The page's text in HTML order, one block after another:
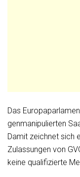
Das
genmanipulierten
Damit zeichnet sich
Zulassungen von
keine qualifizierte